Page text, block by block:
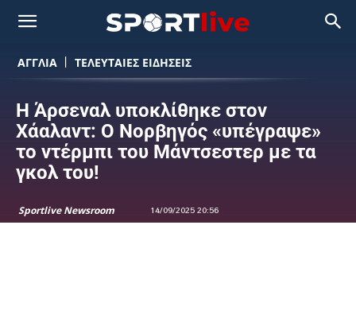
ΑΓΓΛΙΑ ΤΕΛΕΥΤΑΙΕΣ ΕΙΔΗΣΕΙΣ
H Άρσεναλ υποκλίθηκε στον
Χάαλαντ: Ο Νορβηγός «υπέγραψε»
το ντέρμπι του Μάντσεστερ με τα
γκολ του!
Sportlive Newsroom 14/09/2025 20:56